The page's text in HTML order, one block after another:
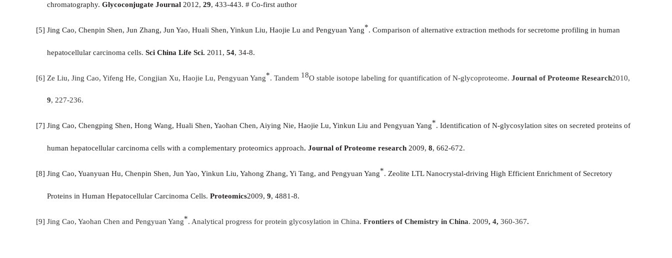
chromatography.Glycoconjugate Journal 2012,29, 433-443. # Co-first author
[5] Jing Cao, Chenpin Shen, Jun Zhang, Jun Yao, Huali Shen, Yinkun Liu, Haojie Lu and Pengyuan Yang*. Comparison of alternative extraction methods for secretome profiling in human
hepatocellular carcinoma cells.Sci China Life Sci. 2011,54, 34-8.
[6] Ze Liu, Jing Cao, Yifeng He, Congjian Xu, Haojie Lu, Pengyuan Yang*. Tandem 18O stable isotope labeling for quantification of N-glycoproteome. Journal of Proteome Research2010,
9, 227-236.
[7] Jing Cao, Chengping Shen, Hong Wang, Huali Shen, Yaohan Chen, Aiying Nie, Haojie Lu, Yinkun Liu and Pengyuan Yang*. Identification of N-glycosylation sites on secreted proteins of
human hepatocellular carcinoma cells with a complementary proteomics approach. Journal of Proteome research 2009,8, 662-672.
[8] Jing Cao, Yuanyuan Hu, Chenpin Shen, Jun Yao, Yinkun Liu, Yahong Zhang, Yi Tang, and Pengyuan Yang*. Zeolite LTL Nanocrystal-driving High Efficient Enrichment of Secretory
Proteins in Human Hepatocellular Carcinoma Cells.Proteomics2009,9, 4881-8.
[9] Jing Cao, Yaohan Chen and Pengyuan Yang*. Analytical progress for protein glycosylation in China. Frontiers of Chemistry in China. 2009, 4, 360-367.